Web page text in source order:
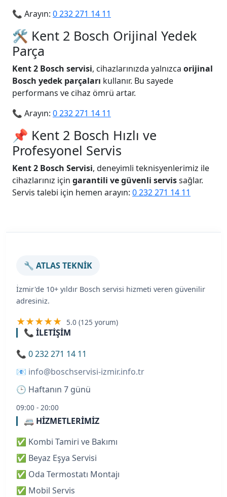
📞 Arayın: 0 232 271 14 11
🛠️ Kent 2 Bosch Orijinal Yedek
Parça
Kent 2 Bosch servisi, cihazlarınızda yalnızca orijinal
Bosch yedek parçaları kullanır. Bu sayede
performans ve cihaz ömrü artar.
📞 Arayın: 0 232 271 14 11
📌 Kent 2 Bosch Hızlı ve
Profesyonel Servis
Kent 2 Bosch Servisi, deneyimli teknisyenlerimiz ile
cihazlarınız için garantili ve güvenli servissağlar.
Servis talebi için hemen arayın: 0 232 271 14 11
🔧 ATLAS TEKNİK
İzmir'de 10+ yıldır Bosch servisi hizmeti veren güvenilir
adresiniz.
★★★★★ 5.0 (125 yorum)
📞 İLETİŞİM
📞 0 232 271 14 11
📧 info@boschservisi-izmir.info.tr
🕒 Haftanın 7 günü
09:00 - 20:00
🚐 HİZMETLERİMİZ
✅ Kombi Tamiri ve Bakımı
✅ Beyaz Eşya Servisi
✅ Oda Termostatı Montajı
✅ Mobil Servis